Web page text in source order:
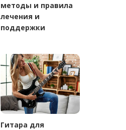
методы и правила
лечения и
поддержки
Гитара для